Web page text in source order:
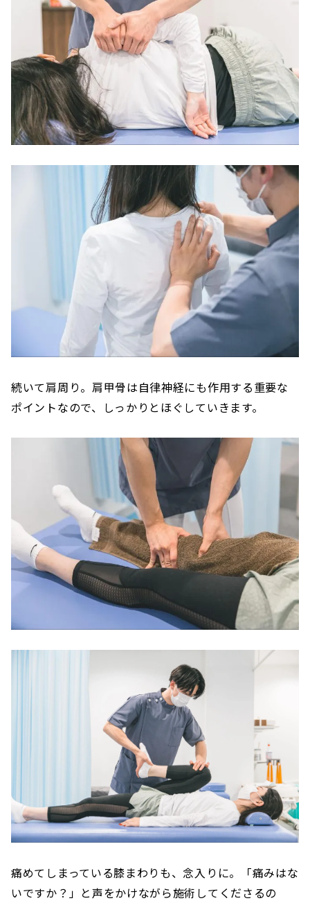
続いて肩周り。肩甲骨は自律神経にも作用する重要な
ポイントなので、しっかりとほぐしていきます。
痛めてしまっている膝まわりも、念入りに。「痛みはな
いですか？」と声をかけながら施術してくださるの